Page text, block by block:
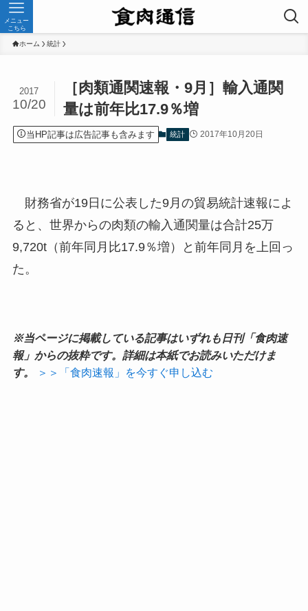
メニュー
こちら
ホーム 統計
［肉類通関速報・9月］輸入通関
量は前年比17.9％増
2017
10/20
当HP記事は広告記事も含みます 統計 2017年10月20日
財務省が19日に公表した9月の貿易統計速報によ
ると、世界からの肉類の輸入通関量は合計25万
9,720t（前年同月比17.9％増）と前年同月を上回っ
た。
※当ページに掲載している記事はいずれも日刊「食肉速
報」からの抜粋です。詳細は本紙でお読みいただけま
す。
＞＞「食肉速報」を今すぐ申し込む